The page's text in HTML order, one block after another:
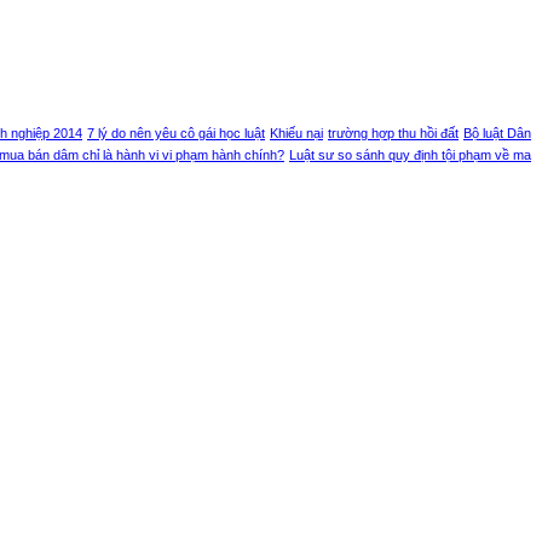
nghiệp 2014 7 lý do nên yêu cô gái học luật Khiếu nại trường hợp thu hồi đất Bộ luật Dân
bán dâm chỉ là hành vi vi phạm hành chính? Luật sư so sánh quy định tội phạm về ma